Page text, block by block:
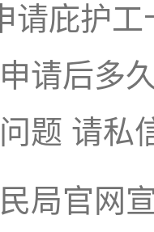
庇护工
请后多
题 请私
局官网